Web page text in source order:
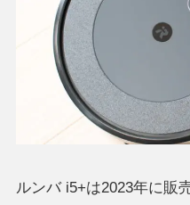
ルンバ i5+は2023年に販